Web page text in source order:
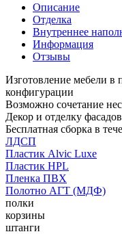
Описание
Отделка
Внутреннее
Информация
Отзывы
Изготовление мебели в
конфигурации
Возможно сочетание
Декор и отделку
Бесплатная сборка в
ЛДСП
Пластик Alvic Luxe
Пластик HPL
Пленка ПВХ
Полотно АГТ (МДФ)
полки
корзины
штанги